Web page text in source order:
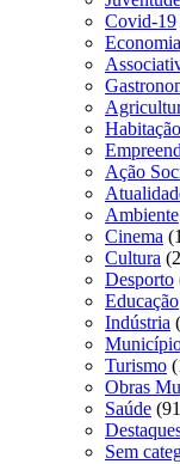
Covid-19
Economia
Habitação
Ação
Ambiente
Cinema
Cultura
Desporto
Educação
Indústria
Turismo
Obras
Saúde
Sem